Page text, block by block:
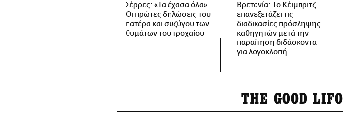
Σέρρες: «Τα έχασα όλα» -
Οι πρώτες δηλώσεις του
πατέρα και συζύγου των
θυμάτων του τροχαίου
Βρετανία: Το Κέιμπριτζ
επανεξετάζει τις
διαδικασίες πρόσληψης
καθηγητών μετά την
παραίτηση διδάσκοντα
για λογοκλοπή
THE GOOD LIFO